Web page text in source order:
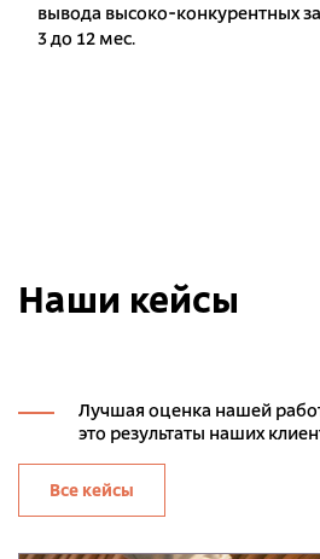
вывода высоко-конкурентных
3 до 12 мес.
Наши кейсы
Лучшая оценка нашей
это результаты наших
Все кейсы